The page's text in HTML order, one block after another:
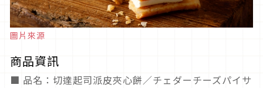
圖片來源
商品資訊
■ 品名：切達起司派皮夾心餅／チェダーチーズパイサ